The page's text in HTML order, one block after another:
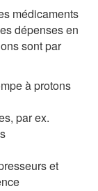
médicaments
dépenses en
sont par
à protons
par ex.
et